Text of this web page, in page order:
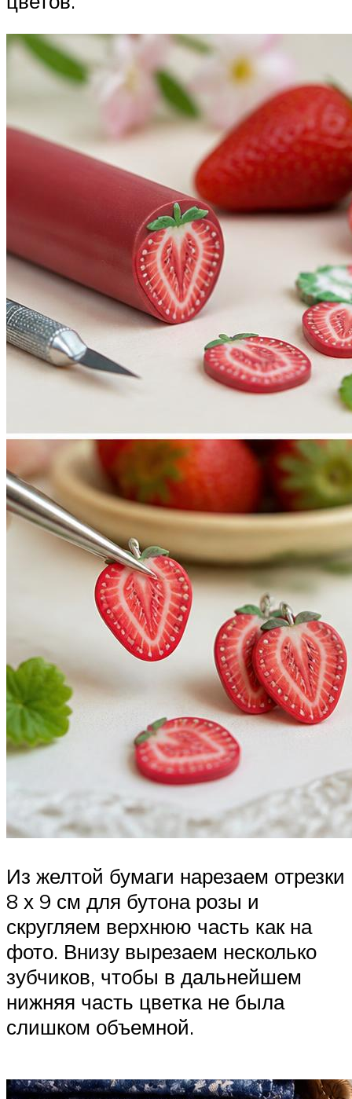
Из желтой бумаги нарезаем отрезки
8 х 9 см для бутона розы и
скругляем верхнюю часть как на
фото. Внизу вырезаем несколько
зубчиков, чтобы в дальнейшем
нижняя часть цветка не была
слишком объемной.